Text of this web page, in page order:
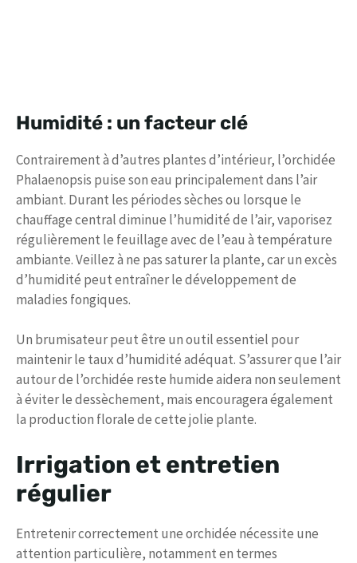
Humidité : un facteur clé
Contrairement à d’autres plantes d’intérieur, l’orchidée
Phalaenopsis puise son eau principalement dans l’air
ambiant. Durant les périodes sèches ou lorsque le
chauffage central diminue l’humidité de l’air, vaporisez
régulièrement le feuillage avec de l’eau à température
ambiante. Veillez à ne pas saturer la plante, car un excès
d’humidité peut entraîner le développement de
maladies fongiques.
Un brumisateur peut être un outil essentiel pour
maintenir le taux d’humidité adéquat. S’assurer que l’air
autour de l’orchidée reste humide aidera non seulement
à éviter le dessèchement, mais encouragera également
la production florale de cette jolie plante.
Irrigation et entretien
régulier
Entretenir correctement une orchidée nécessite une
attention particulière, notamment en termes